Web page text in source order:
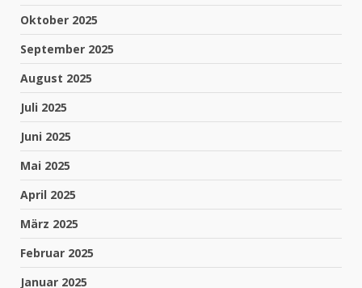
Oktober 2025
September 2025
August 2025
Juli 2025
Juni 2025
Mai 2025
April 2025
März 2025
Februar 2025
Januar 2025